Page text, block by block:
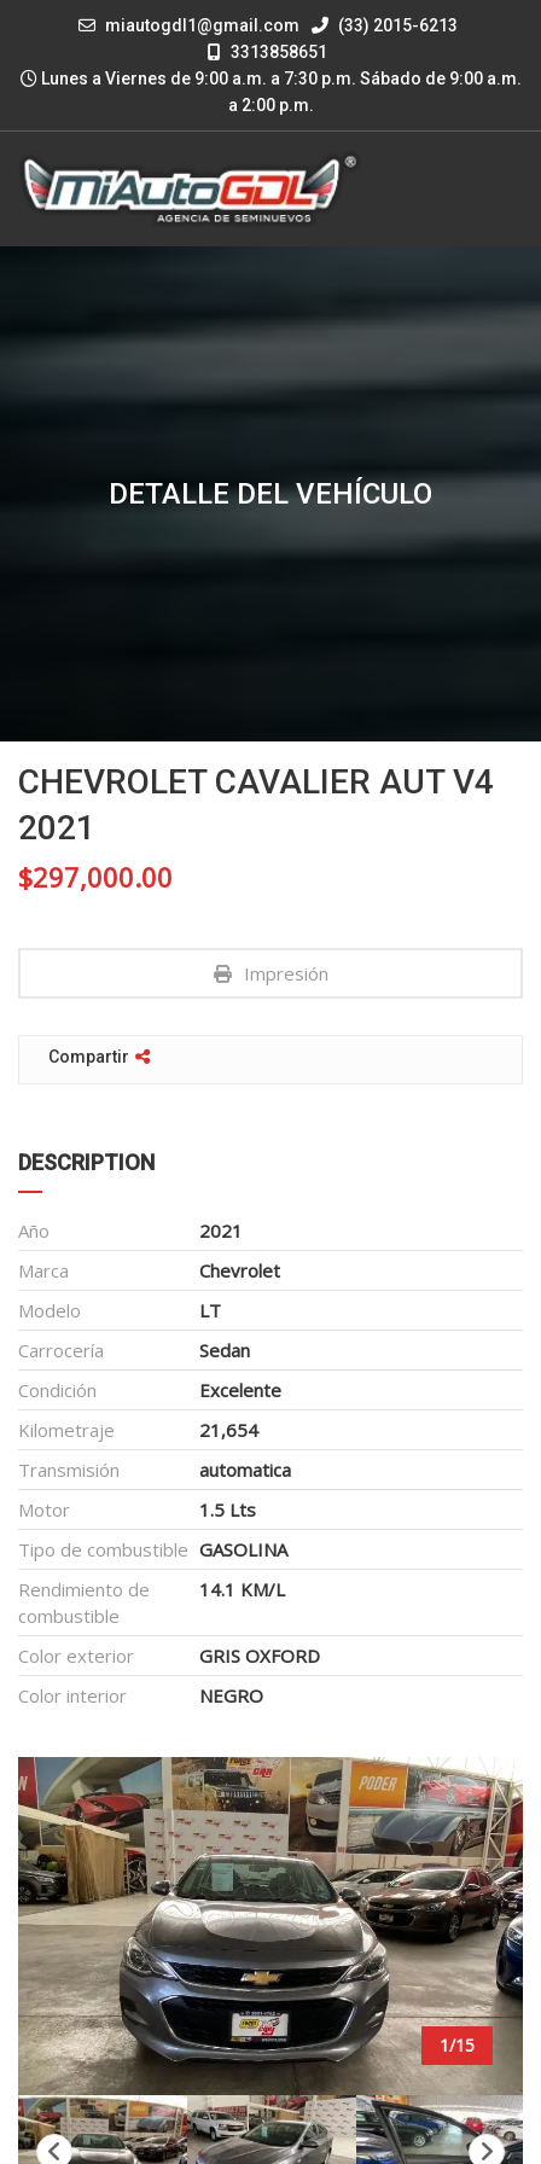
miautogdl1@gmail.com
(33) 2015-6213
3313858651
Lunes a Viernes de 9:00 a.m. a 7:30 p.m. Sábado de 9:00 a.m.
a 2:00 p.m.
DETALLE DEL VEHÍCULO
CHEVROLET CAVALIER AUT V4
2021
$297,000.00
Impresión
Compartir
DESCRIPTION
Año
2021
Marca
Chevrolet
Modelo
LT
Carrocería
Sedan
Condición
Excelente
Kilometraje
21,654
Transmisión
automatica
Motor
1.5 Lts
Tipo de combustible GASOLINA
Rendimiento de
combustible
14.1 KM/L
Color exterior
GRIS OXFORD
Color interior
NEGRO
1/15